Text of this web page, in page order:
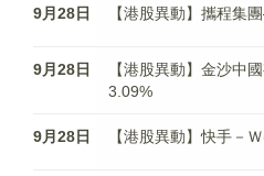
9月28日 【港股異動】攜程集
9月28日
【港股異動】金沙中
3.09%
9月28日 【港股異動】快手－